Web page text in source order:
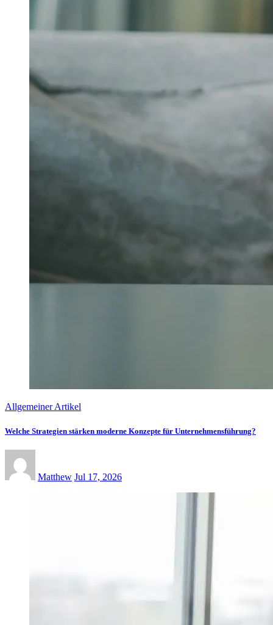
Allgemeiner Artikel
Welche Strategien stärken moderne Konzepte für Unternehmensführung?
Matthew Jul 17, 2026